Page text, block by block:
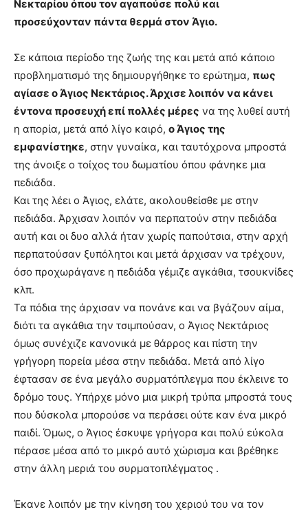
Νεκταρίου όπου τον αγαπούσε πολύ και
προσεύχονταν πάντα θερμά στον Άγιο.
Σε κάποια περίοδο της ζωής της και μετά από κάποιο
προβληματισμό της δημιουργήθηκε το ερώτημα, πως
αγίασε ο Άγιος Νεκτάριος. Άρχισε λοιπόν να κάνει
έντονα προσευχή επί πολλές μέρες να της λυθεί αυτή
η απορία, μετά από λίγο καιρό, ο Άγιος της
εμφανίστηκε, στην γυναίκα, και ταυτόχρονα μπροστά
της άνοιξε ο τοίχος του δωματίου όπου φάνηκε μια
πεδιάδα.
Και της λέει ο Άγιος, ελάτε, ακολουθείσθε με στην
πεδιάδα. Άρχισαν λοιπόν να περπατούν στην πεδιάδα
αυτή και οι δυο αλλά ήταν χωρίς παπούτσια, στην αρχή
περπατούσαν ξυπόλητοι και μετά άρχισαν να τρέχουν,
όσο προχωράγανε η πεδιάδα γέμιζε αγκάθια, τσουκνίδες
κλπ.
Τα πόδια της άρχισαν να πονάνε και να βγάζουν αίμα,
διότι τα αγκάθια την τσιμπούσαν, ο Άγιος Νεκτάριος
όμως συνέχιζε κανονικά με θάρρος και πίστη την
γρήγορη πορεία μέσα στην πεδιάδα. Μετά από λίγο
έφτασαν σε ένα μεγάλο συρματόπλεγμα που έκλεινε το
δρόμο τους. Υπήρχε μόνο μια μικρή τρύπα μπροστά τους
που δύσκολα μπορούσε να περάσει ούτε καν ένα μικρό
παιδί. Όμως, ο Άγιος έσκυψε γρήγορα και πολύ εύκολα
πέρασε μέσα από το μικρό αυτό χώρισμα και βρέθηκε
στην άλλη μεριά του συρματοπλέγματος .
Έκανε λοιπόν με την κίνηση του χεριού του να τον